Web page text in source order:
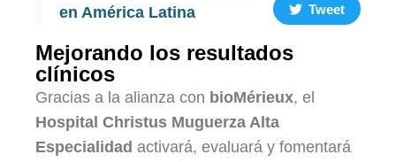
en América Latina
Tweet
Mejorando los resultados
clínicos
Gracias a la alianza con bioMérieux, el
Hospital Christus Muguerza Alta
Especialidad activará, evaluará y fomentará